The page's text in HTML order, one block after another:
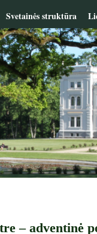
Svetainės struktūra
– adventinė